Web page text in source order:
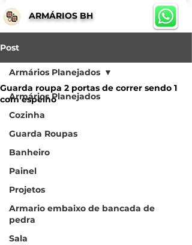
ARMÁRIOS BH
Post
Armários Planejados
Cozinha
Guarda Roupas
Banheiro
Painel
Projetos
Armario embaixo de bancada de
pedra
Sala
Armários Planejados
Guarda roupa 2 portas de correr sendo 1
com espelho